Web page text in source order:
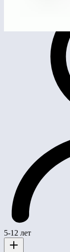
5-12 лет